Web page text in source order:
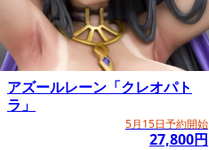
アズールレーン「クレオパト
ラ」
5月15日予約開始
27,800円